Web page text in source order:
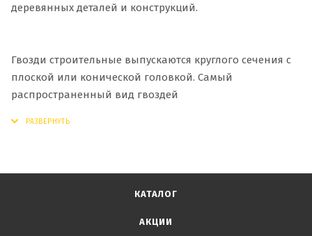
деревянных деталей и конструкций.
Гвозди строительные выпускаются круглого сечения с
плоской или конической головкой. Самый
распространенный вид гвоздей
КАТАЛОГ
АКЦИИ